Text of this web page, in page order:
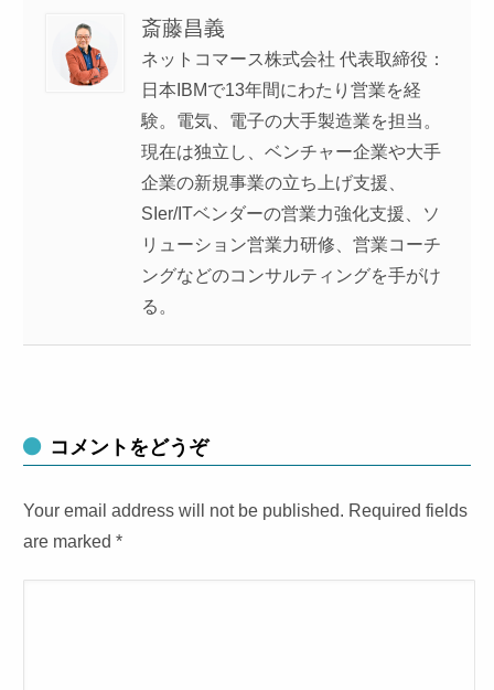
斎藤昌義
ネットコマース株式会社 代表取締役：
日本IBMで13年間にわたり営業を経
験。電気、電子の大手製造業を担当。
現在は独立し、ベンチャー企業や大手
企業の新規事業の立ち上げ支援、
SIer/ITベンダーの営業力強化支援、ソ
リューション営業力研修、営業コーチ
ングなどのコンサルティングを手がけ
る。
コメントをどうぞ
Your email address will not be published. Required fields
are marked*